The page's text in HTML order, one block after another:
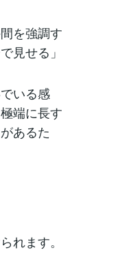
を強調す
見せる」
いる感
端に長す
あるた
れます。